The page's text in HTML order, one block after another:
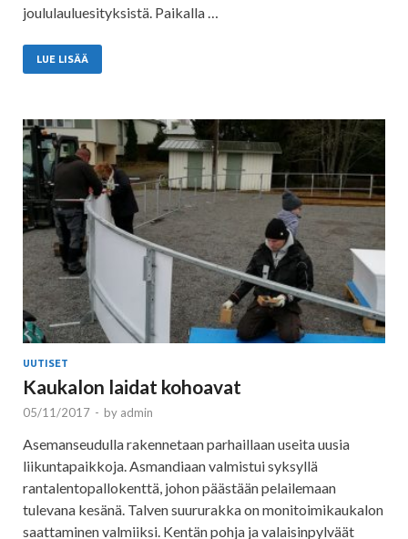
joululauluesityksistä. Paikalla …
LUE LISÄÄ
UUTISET
Kaukalon laidat kohoavat
05/11/2017 - by admin
Asemanseudulla rakennetaan parhaillaan useita uusia
liikuntapaikkoja. Asmandiaan valmistui syksyllä
rantalentopallokenttä, johon päästään pelailemaan
tulevana kesänä. Talven suururakka on monitoimikaukalon
saattaminen valmiiksi. Kentän pohja ja valaisinpylväät